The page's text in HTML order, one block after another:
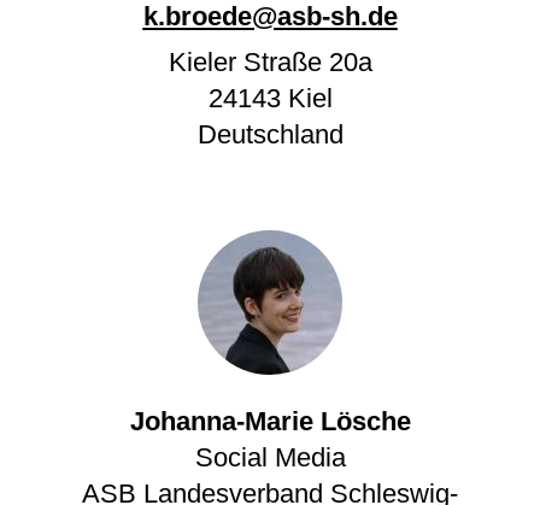
k.broede@asb-sh.de
Kieler Straße 20a
24143 Kiel
Deutschland
Johanna-Marie Lösche
Social Media
ASB Landesverband Schleswig-